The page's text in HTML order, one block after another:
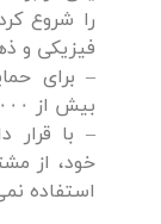
را شروع
فیزیکی و
– برای
بیش از ۲۰۰۰ فروشگاه خود ایجاد کرده‌است.
– با قرار
خود، از
استفاده